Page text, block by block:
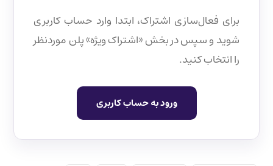
برای فعال‌سازی اشتراک، ابتدا وارد حساب کاربری
شوید و سپس در بخش «اشتراک ویژه» پلن موردنظر
را انتخاب کنید.
ورود به حساب کاربری